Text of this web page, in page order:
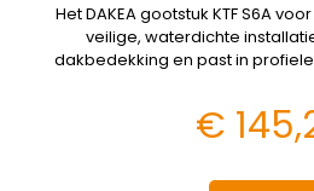
Het DAKEA gootstuk KTF S6A
veilige, waterdichte
dakbedekking en past in
€